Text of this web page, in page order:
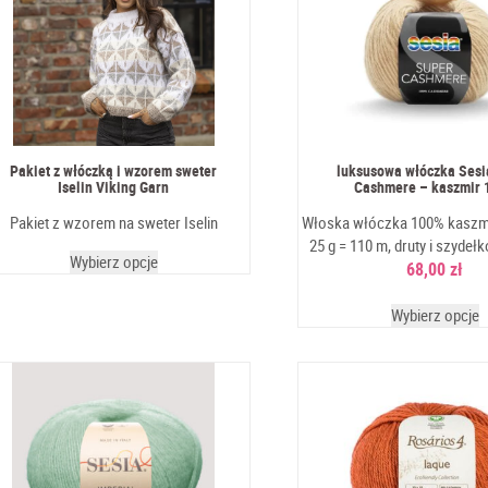
Pakiet z włóczką i wzorem sweter
Iselin Viking Garn
Pakiet z wzorem na sweter Iselin
Wybierz opcje
luksusowa włóczka
Cashmere – kaszmir
Włoska włóczka 100%
25 g = 110 m, druty i
68,00zł
Wybierz opcje